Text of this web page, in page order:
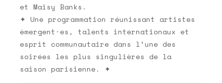
et Maisy Banks.
✦ Une programmation réunissant artistes
émergent·es, talents internationaux et
esprit communautaire dans l’une des
soirées les plus singulières de la
saison parisienne. ✦